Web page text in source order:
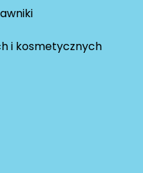
i kosmetycznych